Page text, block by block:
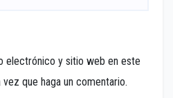
electrónico y sitio web en este
que haga un comentario.